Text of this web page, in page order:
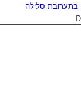
בתערובת סלילה